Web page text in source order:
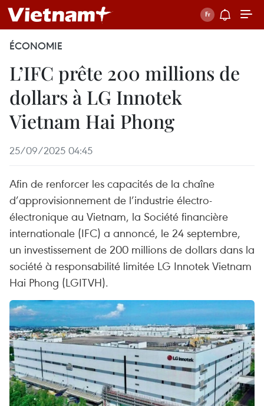
ÉCONOMIE
L’IFC prête 200 millions de
dollars à LG Innotek
Vietnam Hai Phong
25/09/2025 04:45
Afin de renforcer les capacités de la chaîne
d’approvisionnement de l’industrie électro-
électronique au Vietnam, la Société financière
internationale (IFC) a annoncé, le 24 septembre,
un investissement de 200 millions de dollars dans la
société à responsabilité limitée LG Innotek Vietnam
Hai Phong (LGITVH).